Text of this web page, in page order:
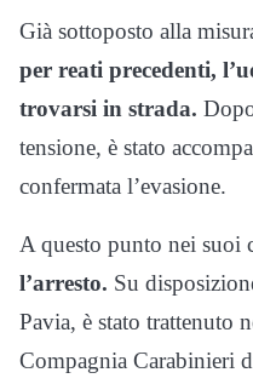
Già sottoposto alla
per reati precedenti,
trovarsi in strada.
tensione, è stato
confermata l’evasione.
A questo punto nei suoi
l’arresto. Su
Pavia, è stato trattenuto
Compagnia Carabinieri